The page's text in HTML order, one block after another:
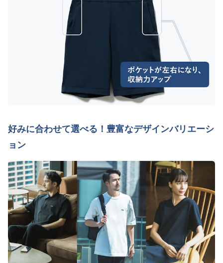
好みに合わせて選べる！豊富なデザインバリエーシ
ョン